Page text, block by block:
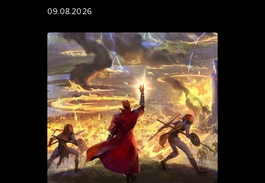
09.08.2026